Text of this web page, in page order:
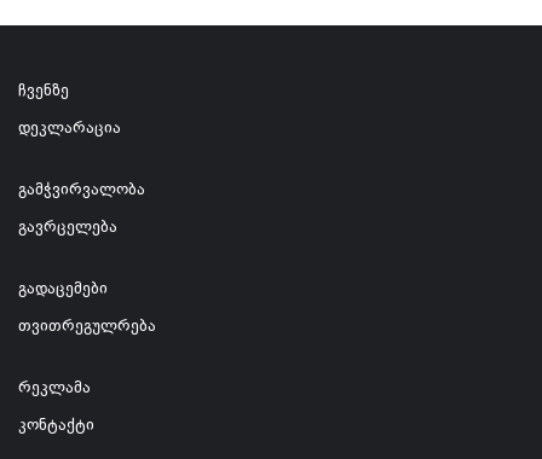
ჩვენზე
დეკლარაცია
გამჭვირვალობა
გავრცელება
გადაცემები
თვითრეგულრება
რეკლამა
კონტაქტი